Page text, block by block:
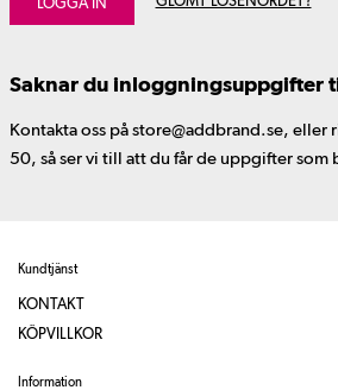
LOGGA IN
Saknar du inloggningsuppgifter
Kontakta oss på store@addbrand.se, eller
50, så ser vi till att du får de uppgifter som
Kundtjänst
KONTAKT
KÖPVILLKOR
Information